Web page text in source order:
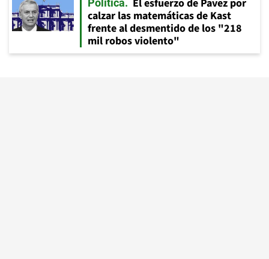
Política
El esfuerzo de Pavez por
calzar las matemáticas de Kast
frente al desmentido de los "218
mil robos violento"